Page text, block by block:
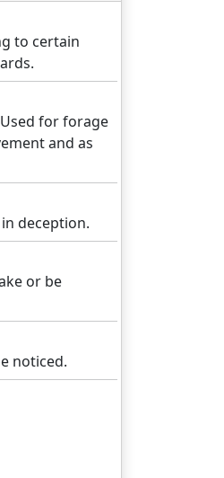
to certain
for forage
and as
deception.
or be
noticed.